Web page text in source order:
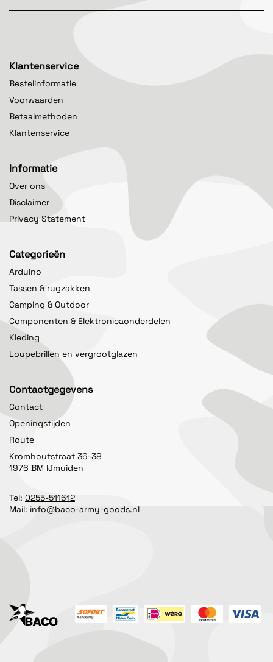
Klantenservice
Bestelinformatie
Voorwaarden
Betaalmethoden
Klantenservice
Informatie
Over ons
Disclaimer
Privacy Statement
Categorieën
Arduino
Tassen & rugzakken
Camping & Outdoor
Componenten & Elektronicaonderdelen
Kleding
Loupebrillen en vergrootglazen
Contactgegevens
Contact
Openingstijden
Route
Kromhoutstraat 36-38
1976 BM IJmuiden
Tel: 0255-511612
Mail: info@baco-army-goods.nl